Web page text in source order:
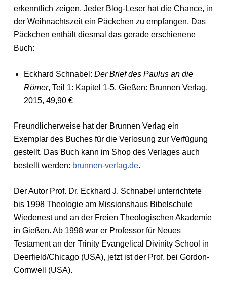
erkenntlich zeigen. Jeder Blog-Leser hat die Chance, in
der Weihnachtszeit ein Päckchen zu empfangen. Das
Päckchen enthält diesmal das gerade erschienene
Buch:
Eckhard Schnabel: Der Brief des Paulus an die
Römer, Teil 1: Kapitel 1-5, Gießen: Brunnen Verlag,
2015, 49,90 €
Freundlicherweise hat der Brunnen Verlag ein
Exemplar des Buches für die Verlosung zur Verfügung
gestellt. Das Buch kann im Shop des Verlages auch
bestellt werden: brunnen-verlag.de.
Der Autor Prof. Dr. Eckhard J. Schnabel unterrichtete
bis 1998 Theologie am Missionshaus Bibelschule
Wiedenest und an der Freien Theologischen Akademie
in Gießen. Ab 1998 war er Professor für Neues
Testament an der Trinity Evangelical Divinity School in
Deerfield/Chicago (USA), jetzt ist der Prof. bei Gordon-
Cornwell (USA).